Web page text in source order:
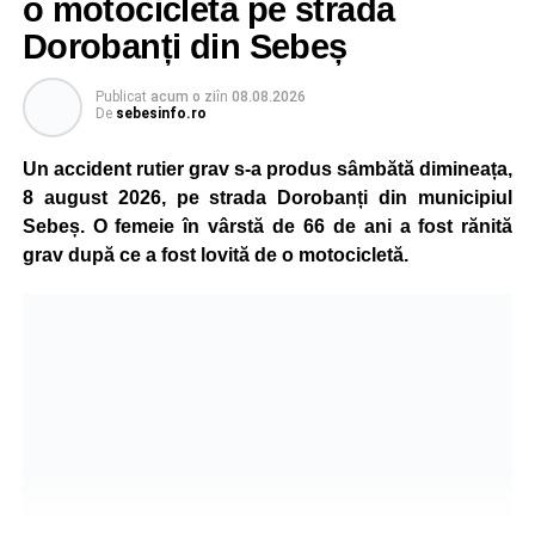
reprezentanții ISU Alba.
Adaugă-ne ca sursă preferată
Urmărește-ne pe Google News
Ultimele știri din Sebeș
o motocicletă pe strada
Dorobanți din Sebeș
Publicat acum o ziîn 08.08.2026
De sebesinfo.ro
Un accident rutier grav s-a produs sâmbătă dimineața,
8 august 2026, pe strada Dorobanți din municipiul
Sebeș. O femeie în vârstă de 66 de ani a fost rănită
grav după ce a fost lovită de o motocicletă.